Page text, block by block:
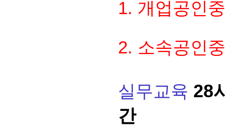
1. 개업공인
2. 소속공인
실무교육 28
간